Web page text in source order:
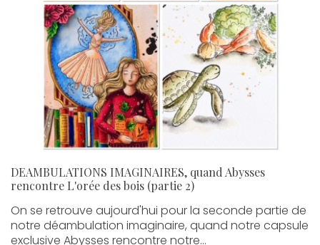
DEAMBULATIONS IMAGINAIRES, quand Abysses
rencontre L'orée des bois (partie 2)
On se retrouve aujourd'hui pour la seconde partie de
notre déambulation imaginaire, quand notre capsule
exclusive Abysses rencontre notre...